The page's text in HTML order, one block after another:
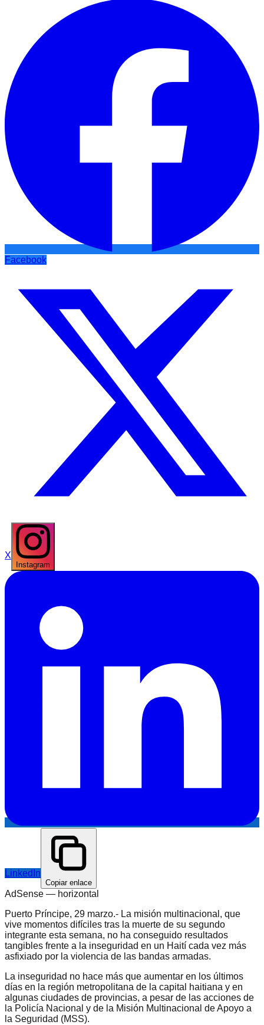
Facebook
X
Instagram
LinkedIn
Copiar enlace
AdSense — horizontal
Puerto Príncipe, 29 marzo.- La misión multinacional, que
vive momentos difíciles tras la muerte de su segundo
integrante esta semana, no ha conseguido resultados
tangibles frente a la inseguridad en un Haití cada vez más
asfixiado por la violencia de las bandas armadas.
La inseguridad no hace más que aumentar en los últimos
días en la región metropolitana de la capital haitiana y en
algunas ciudades de provincias, a pesar de las acciones de
la Policía Nacional y de la Misión Multinacional de Apoyo a
la Seguridad (MSS).